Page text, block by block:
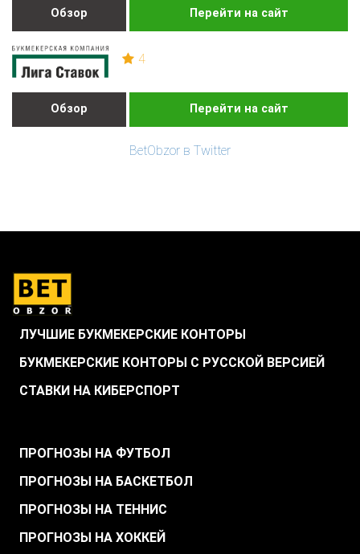
Обзор Перейти на сайт
4
Обзор Перейти на сайт
BetObzor в Twitter
ЛУЧШИЕ БУКМЕКЕРСКИЕ КОНТОРЫ
БУКМЕКЕРСКИЕ КОНТОРЫ С РУССКОЙ ВЕРСИЕЙ
СТАВКИ НА КИБЕРСПОРТ
ПРОГНОЗЫ НА ФУТБОЛ
ПРОГНОЗЫ НА БАСКЕТБОЛ
ПРОГНОЗЫ НА ТЕННИС
ПРОГНОЗЫ НА ХОККЕЙ